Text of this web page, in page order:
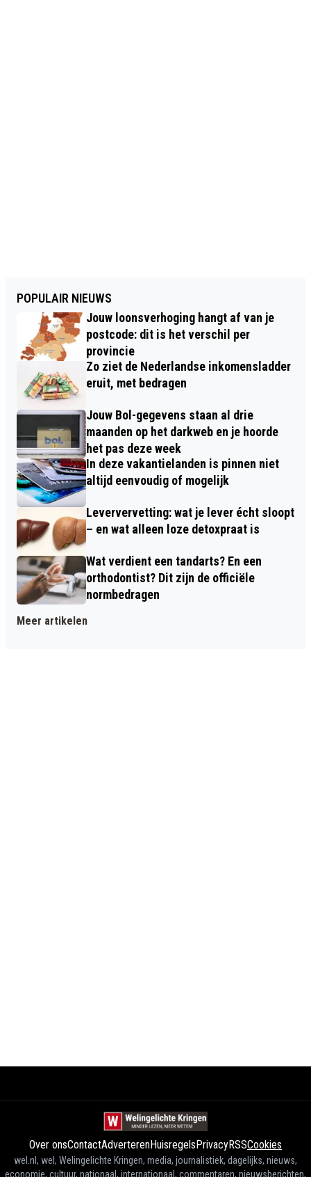
POPULAIR NIEUWS
Jouw loonsverhoging hangt af van je
postcode: dit is het verschil per
provincie
Zo ziet de Nederlandse inkomensladder
eruit, met bedragen
Jouw Bol-gegevens staan al drie
maanden op het darkweb en je hoorde
het pas deze week
In deze vakantielanden is pinnen niet
altijd eenvoudig of mogelijk
Leververvetting: wat je lever écht sloopt
– en wat alleen loze detoxpraat is
Wat verdient een tandarts? En een
orthodontist? Dit zijn de officiële
normbedragen
Meer artikelen
Over onsContactAdverterenHuisregelsPrivacyRSSCookies
wel.nl, wel, Welingelichte Kringen, media, journalistiek, dagelijks, nieuws,
economie, cultuur, nationaal, internationaal, commentaren, nieuwsberichten,